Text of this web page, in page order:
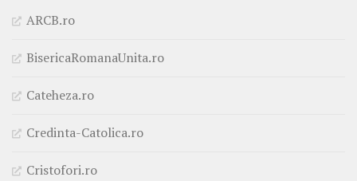
ARCB.ro
BisericaRomanaUnita.ro
Cateheza.ro
Credinta-Catolica.ro
Cristofori.ro